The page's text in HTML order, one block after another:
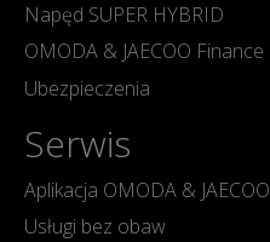
Napęd SUPER HYBRID
OMODA & JAECOO Finance
Ubezpieczenia
Serwis
Aplikacja OMODA & JAECOO
Usługi bez obaw